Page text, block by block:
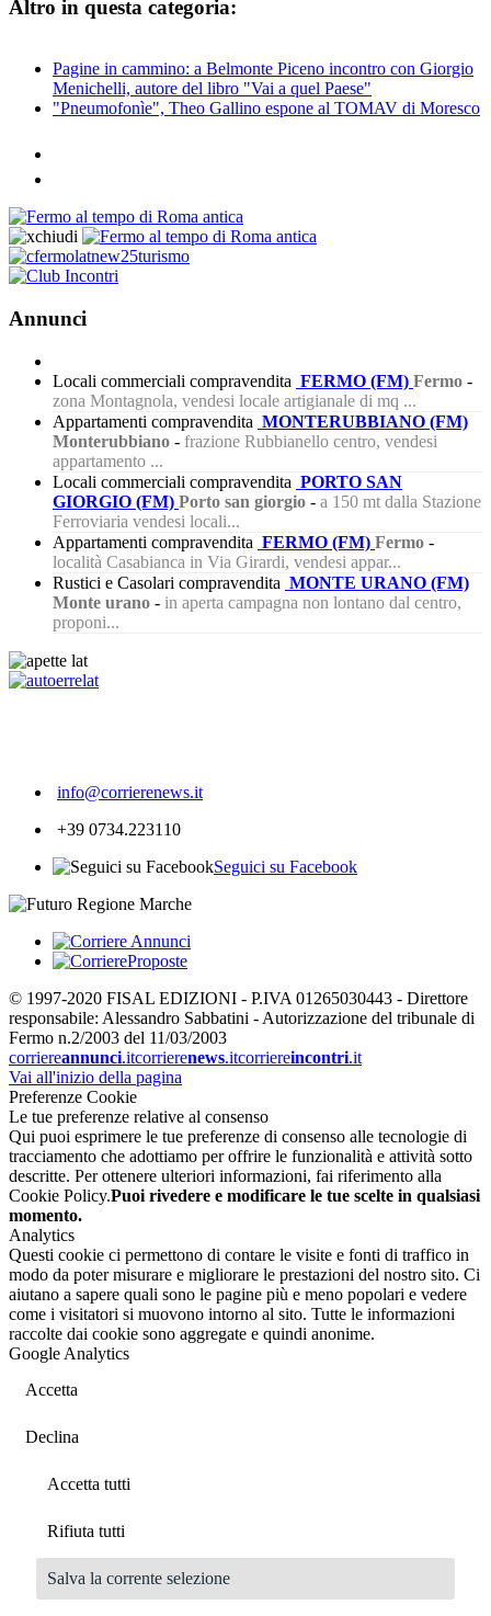
Altro in questa categoria:
Pagine in cammino: a Belmonte Piceno incontro con Giorgio
Menichelli, autore del libro "Vai a quel Paese"
"Pneumofonìe", Theo Gallino espone al TOMAV di Moresco
Annunci
Locali commerciali compravendita FERMO (FM) Fermo -
zona Montagnola, vendesi locale artigianale di mq ...
Appartamenti compravendita MONTERUBBIANO (FM)
Monterubbiano - frazione Rubbianello centro, vendesi
appartamento ...
Locali commerciali compravendita PORTO SAN
GIORGIO (FM) Porto san giorgio - a 150 mt dalla Stazione
Ferroviaria vendesi locali...
Appartamenti compravendita FERMO (FM) Fermo -
località Casabianca in Via Girardi, vendesi appar...
Rustici e Casolari compravendita MONTE URANO (FM)
Monte urano - in aperta campagna non lontano dal centro,
proponi...
info@corrierenews.it
+39 0734.223110
Seguici su Facebook
© 1997-2020 FISAL EDIZIONI - P.IVA 01265030443 - Direttore
responsabile: Alessandro Sabbatini - Autorizzazione del tribunale di
Fermo n.2/2003 del 11/03/2003
corriereannunci.itcorrierenews.itcorriereincontri.it
Vai all'inizio della pagina
Preferenze Cookie
Le tue preferenze relative al consenso
Qui puoi esprimere le tue preferenze di consenso alle tecnologie di
tracciamento che adottiamo per offrire le funzionalità e attività sotto
descritte. Per ottenere ulteriori informazioni, fai riferimento alla
Cookie Policy.Puoi rivedere e modificare le tue scelte in qualsiasi
momento.
Analytics
Questi cookie ci permettono di contare le visite e fonti di traffico in
modo da poter misurare e migliorare le prestazioni del nostro sito. Ci
aiutano a sapere quali sono le pagine più e meno popolari e vedere
come i visitatori si muovono intorno al sito. Tutte le informazioni
raccolte dai cookie sono aggregate e quindi anonime.
Google Analytics
Accetta
Declina
Accetta tutti
Rifiuta tutti
Salva la corrente selezione